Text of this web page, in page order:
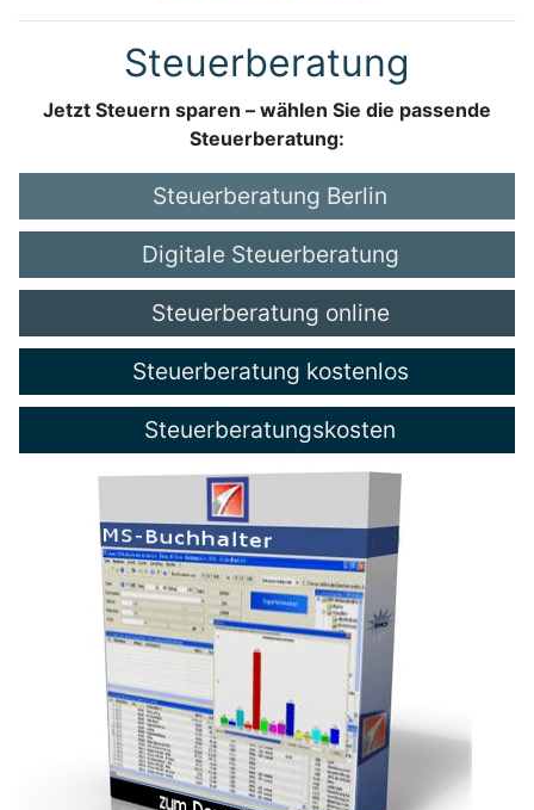
Steuerberatung
Jetzt Steuern sparen – wählen Sie die passende
Steuerberatung:
Steuerberatung Berlin
Digitale Steuerberatung
Steuerberatung online
Steuerberatung kostenlos
Steuerberatungskosten